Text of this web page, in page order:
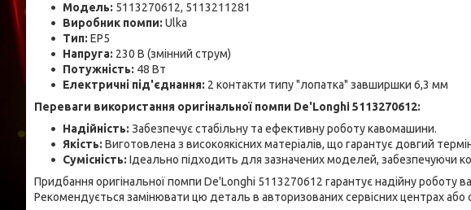
Модель: 5113270612, 5113211281
Виробник помпи: Ulka
Тип: EP5
Напруга: 230 В (змінний струм)
Потужність: 48 Вт
Електричні під'єднання: 2 контакти типу "лопатка" завширшки 6,3 мм
Переваги використання оригінальної помпи De'Longhi 5113270612:
Надійність: Забезпечує стабільну та ефективну роботу кавомашини.
Якість: Виготовлена з високоякісних матеріалів, що гарантує довгий
Сумісність: Ідеально підходить для зазначених моделей, забезпечуючи
Придбання оригінальної помпи De'Longhi 5113270612 гарантує надійну роботу
Рекомендується замінювати цю деталь в авторизованих сервісних центрах або